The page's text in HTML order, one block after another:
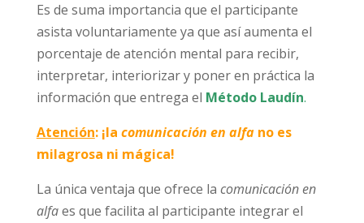
Es de suma importancia que el participante
asista voluntariamente ya que así aumenta el
porcentaje de atención mental para recibir,
interpretar, interiorizar y poner en práctica la
información que entrega el Método Laudín.
Atención: ¡la comunicación en alfano es
milagrosa ni mágica!
La única ventaja que ofrece la comunicación en
alfaes que facilita al participante integrar el